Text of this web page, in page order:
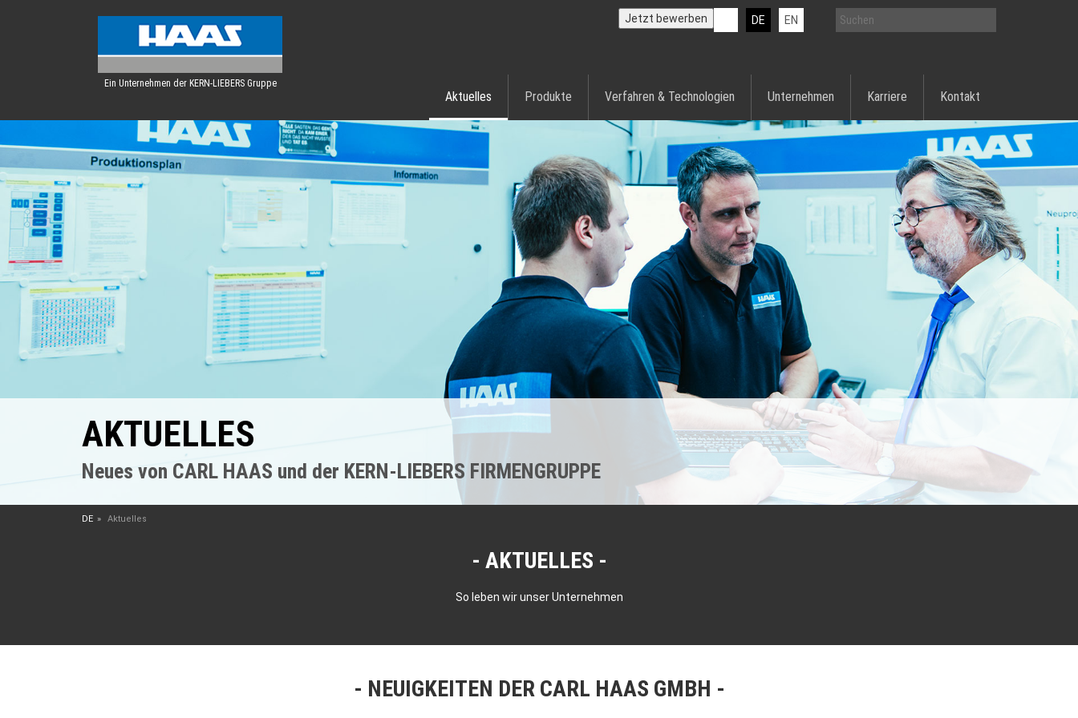
Ein Unternehmen der KERN-LIEBERS Gruppe
DE EN
Jetzt bewerben
Aktuelles Produkte Verfahren & Technologien Unternehmen Karriere Kontakt
AKTUELLES
Neues von CARL HAAS und der KERN-LIEBERS FIRMENGRUPPE
DE Aktuelles
AKTUELLES
So leben wir unser Unternehmen
NEUIGKEITEN DER CARL HAAS GMBH